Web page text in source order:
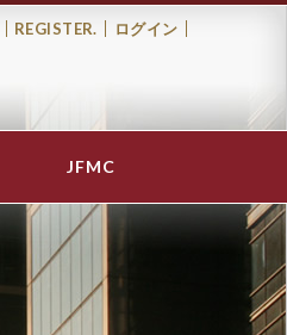
REGISTER. ログイン
JFMC